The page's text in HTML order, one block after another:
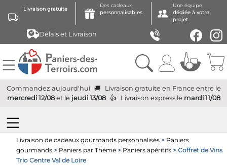
Livraison gratuite
Des cadeaux
personnalisables
Une équipe
dédiée à votre
projet
Délais et Livraison
Commandez aujourd'hui Livraison gratuite en France entre le
mercredi 12/08et le jeudi 13/08 Livraison expressle mardi 11/08
Livraison de cadeaux gourmands personnalisés > Paniers
gourmands > Paniers par Thème > Paniers apéritifs > Coffret de Vins
Trio Centre Val de Loire